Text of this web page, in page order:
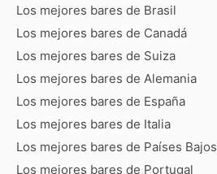
Los mejores bares de Brasil
Los mejores bares de Canadá
Los mejores bares de Suiza
Los mejores bares de Alemania
Los mejores bares de España
Los mejores bares de Italia
Los mejores bares de Países Bajos
Los mejores bares de Portugal